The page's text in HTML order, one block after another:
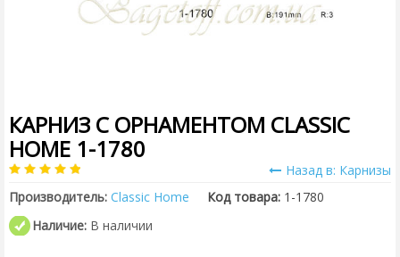
КАРНИЗ С ОРНАМЕНТОМ CLASSIC
HOME 1-1780
Назад в: Карнизы
Производитель: Classic Home Код товара: 1-1780
Наличие: В наличии